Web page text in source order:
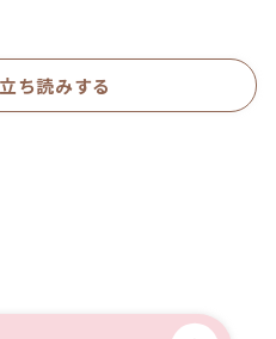
ち読みする